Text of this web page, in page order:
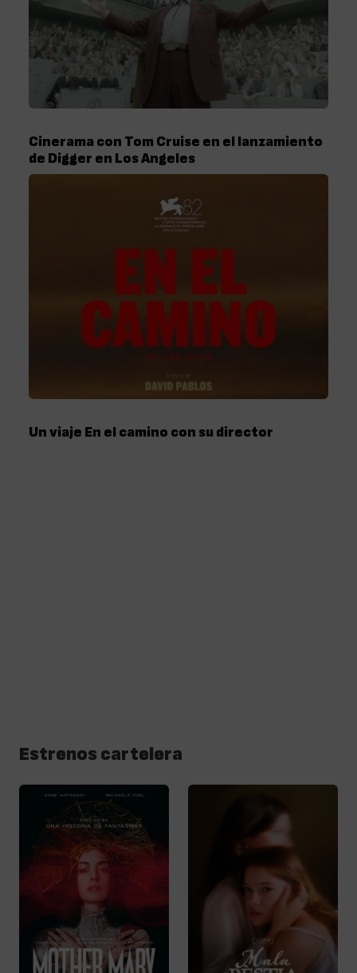
Cinerama con Tom Cruise en el lanzamiento
de Digger en Los Angeles
Un viaje En el camino con su director
Estrenos cartelera